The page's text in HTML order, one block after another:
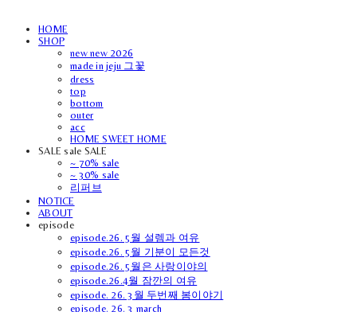
HOME
SHOP
new new 2026
made in jeju 그꽃
dress
top
bottom
outer
acc
HOME SWEET HOME
SALE sale SALE
~ 70% sale
~ 30% sale
리퍼브
NOTICE
ABOUT
episode
episode.26. 5월 설렘과 여유
episode.26. 5월 기분이 모든것
episode.26. 5월은 사랑이야의
episode.26.4월 잠깐의 여유
episode. 26. 3월 두번째 봄이야기
episode. 26. 3 march